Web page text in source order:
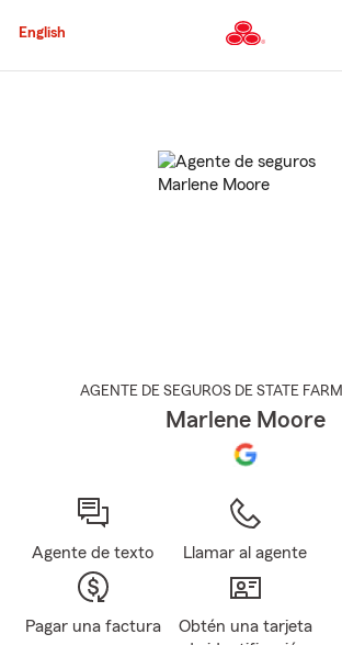
al
principal
English
AGENTE DE SEGUROS DE STATE FARM
Marlene Moore
Agente de texto Llamar al agente
Pagar una factura
Obtén una tarjeta